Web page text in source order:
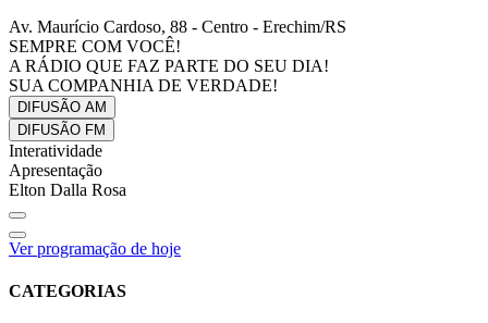
Av. Maurício Cardoso, 88 - Centro - Erechim/RS
SEMPRE COM VOCÊ!
A RÁDIO QUE FAZ PARTE DO SEU DIA!
SUA COMPANHIA DE VERDADE!
DIFUSÃO AM
DIFUSÃO FM
Interatividade
Apresentação
Elton Dalla Rosa
Ver programação de hoje
CATEGORIAS